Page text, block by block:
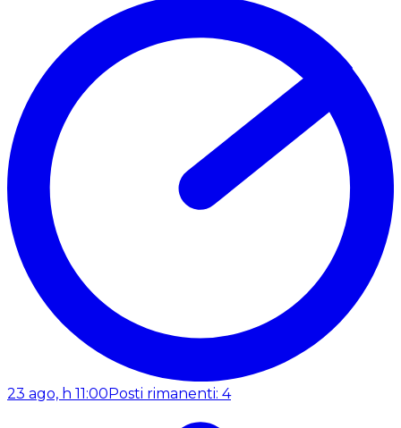
23 ago, h 11:00Posti rimanenti: 4